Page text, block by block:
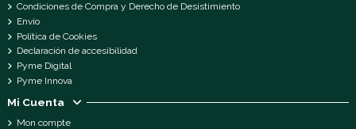
Condiciones de Compra y Derecho de Desistimiento
Envío
Política de Cookies
Declaración de accesibilidad
Pyme Digital
Pyme Innova
Mi Cuenta
Mon compte